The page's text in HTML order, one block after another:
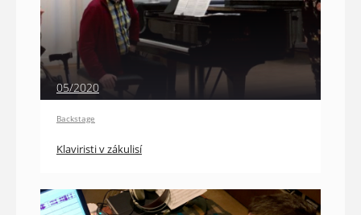
05/2020
Backstage
Klaviristi v zákulisí